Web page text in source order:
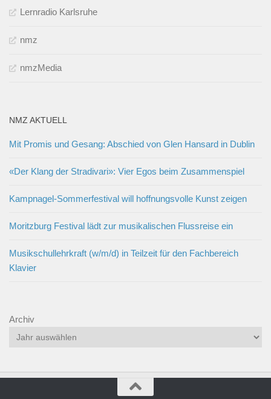
Lernradio Karlsruhe
nmz
nmzMedia
NMZ AKTUELL
Mit Promis und Gesang: Abschied von Glen Hansard in Dublin
«Der Klang der Stradivari»: Vier Egos beim Zusammenspiel
Kampnagel-Sommerfestival will hoffnungsvolle Kunst zeigen
Moritzburg Festival lädt zur musikalischen Flussreise ein
Musikschullehrkraft (w/m/d) in Teilzeit für den Fachbereich
Klavier
Archiv